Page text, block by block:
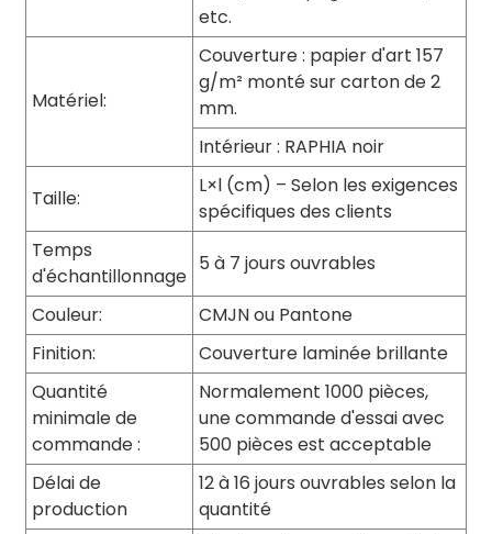
etc.
Matériel:
Couverture : papier d'art 157
g/m² monté sur carton de 2
mm.
Intérieur : RAPHIA noir
Taille:
L×l (cm) – Selon les exigences
spécifiques des clients
Temps
d'échantillonnage
5 à 7 jours ouvrables
Couleur:
CMJN ou Pantone
Finition:
Couverture laminée brillante
Quantité
minimale de
commande :
Normalement 1000 pièces,
une commande d'essai avec
500 pièces est acceptable
Délai de
production
12 à 16 jours ouvrables selon la
quantité